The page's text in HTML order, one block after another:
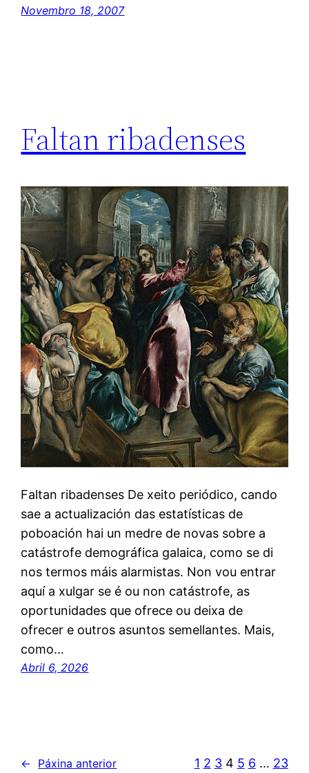
Novembro 18, 2007
Faltan ribadenses
Faltan ribadenses De xeito periódico, cando
sae a actualización das estatísticas de
poboación hai un medre de novas sobre a
catástrofe demográfica galaica, como se di
nos termos máis alarmistas. Non vou entrar
aquí a xulgar se é ou non catástrofe, as
oportunidades que ofrece ou deixa de
ofrecer e outros asuntos semellantes. Mais,
como…
Abril 6, 2026
← Páxina anterior 1 2 3 4 5 6 … 23